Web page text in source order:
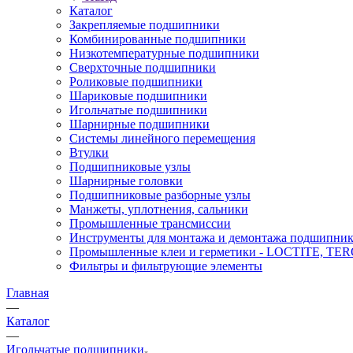
Каталог
Закрепляемые подшипники
Комбинированные подшипники
Низкотемпературные подшипники
Сверхточные подшипники
Роликовые подшипники
Шариковые подшипники
Игольчатые подшипники
Шарнирные подшипники
Системы линейного перемещения
Втулки
Подшипниковые узлы
Шарнирные головки
Подшипниковые разборные узлы
Манжеты, уплотнения, сальники
Промышленные трансмиссии
Инструменты для монтажа и демонтажа
Промышленные клеи и герметики - LOCTITE,
Фильтры и фильтрующие элементы
Главная
—
Каталог
—
Игольчатые подшипники